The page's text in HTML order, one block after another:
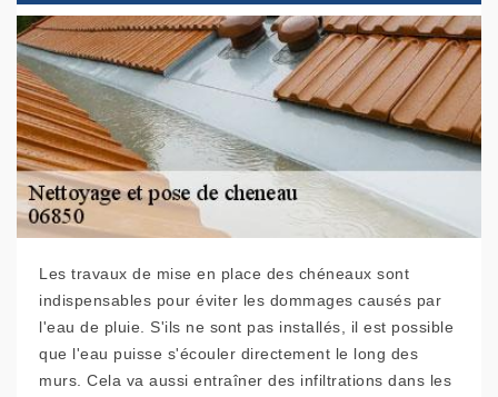
Les travaux de mise en place des chéneaux sont
indispensables pour éviter les dommages causés par
l'eau de pluie. S'ils ne sont pas installés, il est possible
que l'eau puisse s'écouler directement le long des
murs. Cela va aussi entraîner des infiltrations dans les